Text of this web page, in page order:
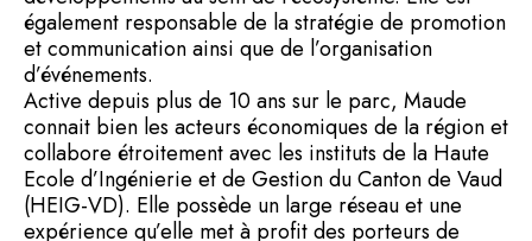
également responsable de la stratégie de promotion
et communication ainsi que de l’organisation
d’événements.
Active depuis plus de 10 ans sur le parc, Maude
connait bien les acteurs économiques de la région et
collabore étroitement avec les instituts de la Haute
Ecole d’Ingénierie et de Gestion du Canton de Vaud
(HEIG-VD). Elle possède un large réseau et une
expérience qu’elle met à profit des porteurs de